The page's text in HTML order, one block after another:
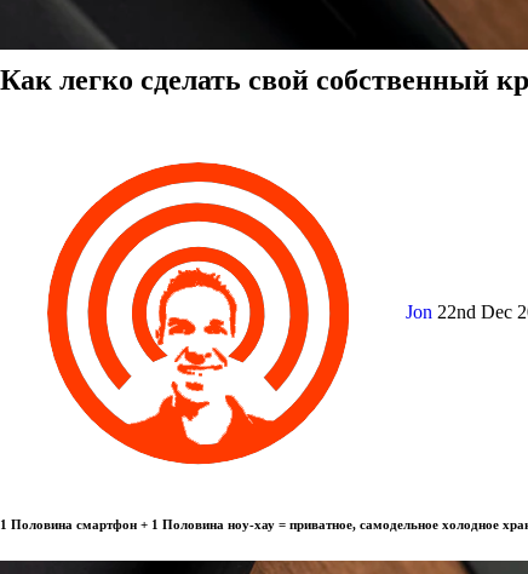
Как легко сделать свой собственный
Jon 22nd Dec
1 Половина смартфон + 1 Половина ноу-хау = приватное, самодельное холодное